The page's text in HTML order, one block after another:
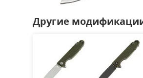
Другие